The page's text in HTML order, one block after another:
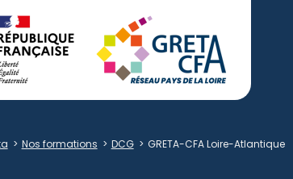
> Nos formations > DCG > GRETA-CFA Loire-Atlantique